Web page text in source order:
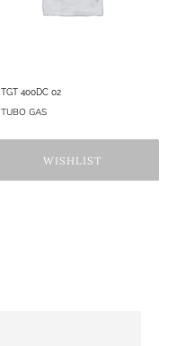
TGT 400DC 02
TUBO GAS
WISHLIST